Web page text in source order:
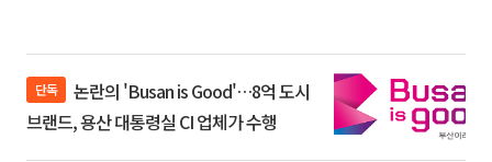
단독
브랜드, 용산 대통령실 CI 업체가 수행